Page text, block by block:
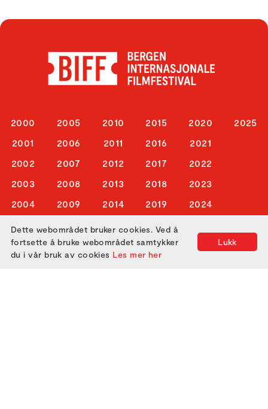
2000
2001
2002
2003
2004
2005
2006
2007
2008
2009
2010
2011
2012
2013
2014
2015
2016
2017
2018
2019
2020
2021
2022
2023
2024
2025
ABOUT US Lukk
Dette webområdet bruker cookies. Ved å
fortsette å bruke webområdet samtykker
du i vår bruk av cookies Les mer her